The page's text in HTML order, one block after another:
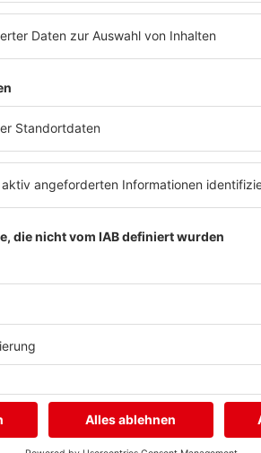
Deichbrand Festival vom 16. bis 19.
radio. Hierzu wird sich eine
Daten aufzunehmen,
müssen die
nur nutzen, sofern die Vorgaben
die Teilnahme-, Einlass-,
Einfluss auf die Durchführung der
Ein Weiterverkauf ist nicht
Verpflegung, Ausrüstung für die
Festivals abgesagt werden und
oder Tausch der gewonnenen